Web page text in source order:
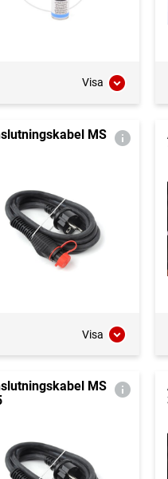
Visa
MS
Visa
MS